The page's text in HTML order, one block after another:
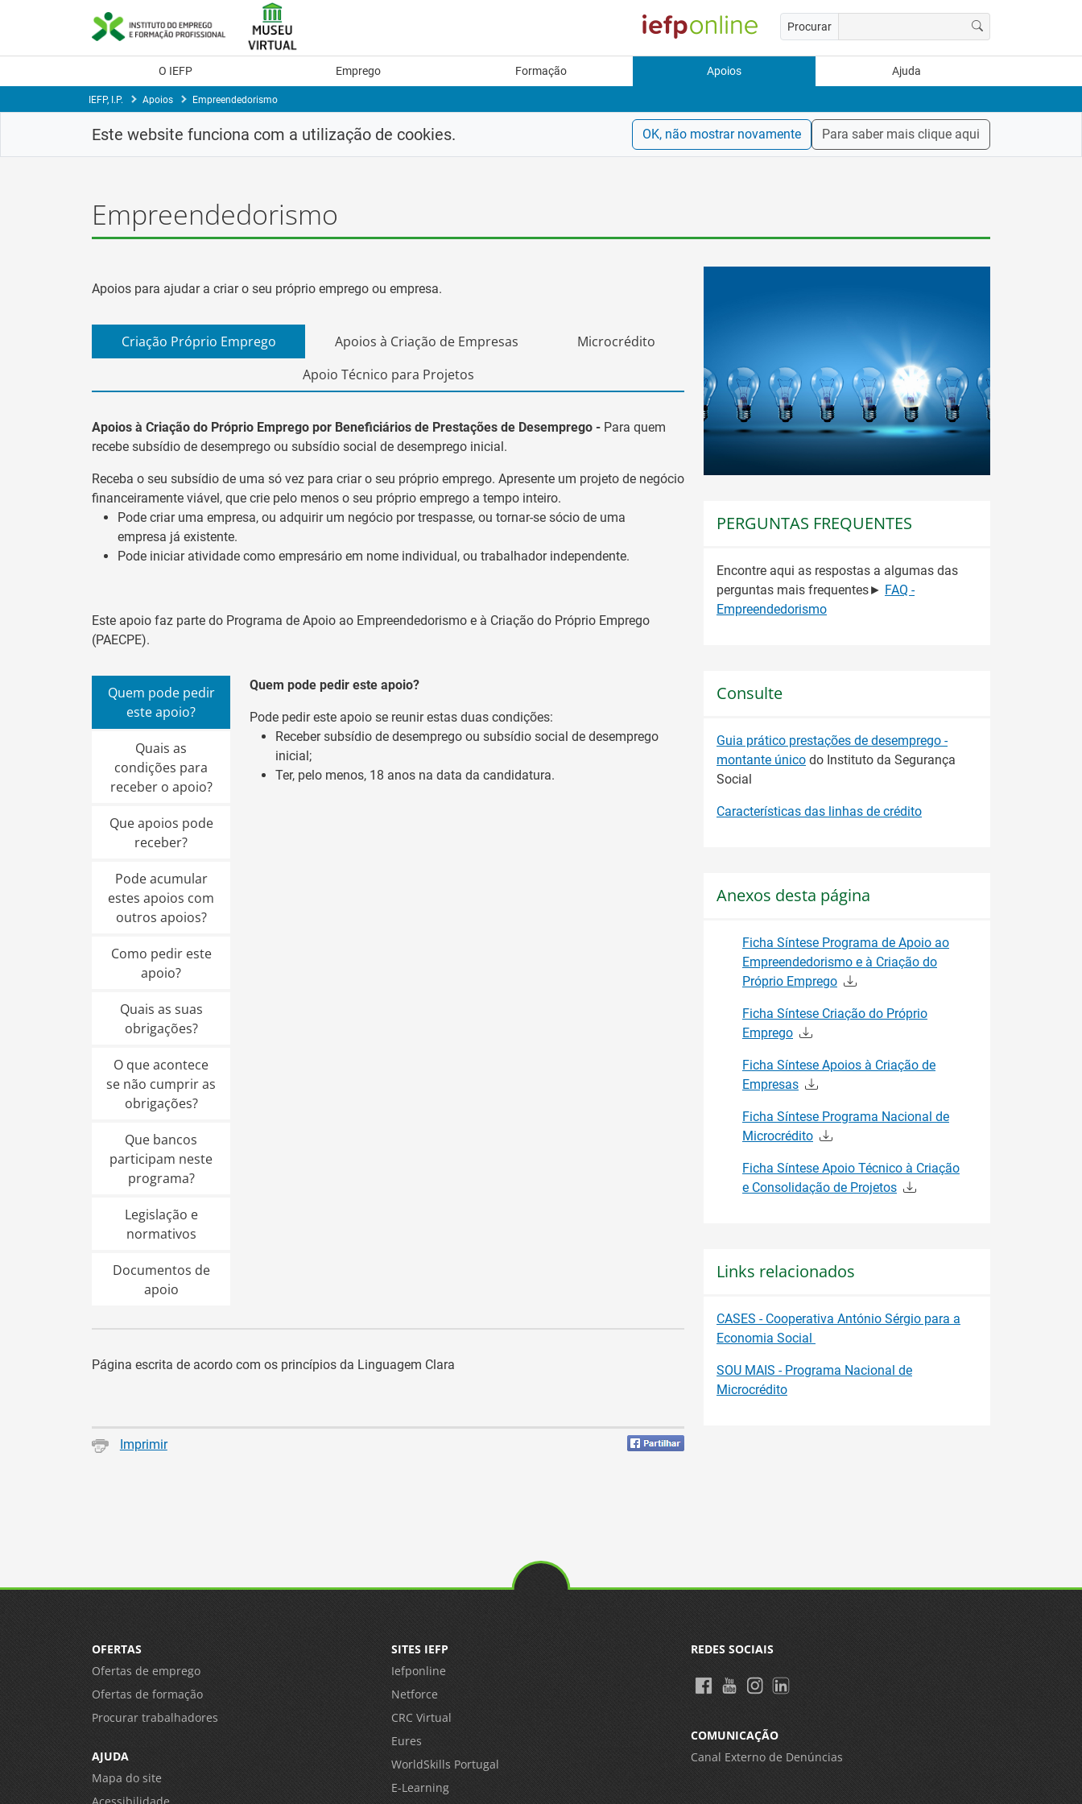
Procurar
O IEFP Emprego Formação Apoios Ajuda
IEFP, I.P. Apoios Empreendedorismo
Este website funciona com a utilização de cookies. OK, não mostrar novamente Para saber mais clique aqui
Empreendedorismo
Apoios para ajudar a criar o seu próprio emprego ou empresa.
Criação Próprio Emprego Apoios à Criação de Empresas
Microcrédito
Apoio Técnico para Projetos
Apoios à Criação do Próprio Emprego por Beneficiários de Prestações de Desemprego - Para quem
recebe subsídio de desemprego ou subsídio social de desemprego inicial.
Receba o seu subsídio de uma só vez para criar o seu próprio emprego. Apresente um projeto de negócio
financeiramente viável, que crie pelo menos o seu próprio emprego a tempo inteiro.
Pode criar uma empresa, ou adquirir um negócio por trespasse, ou tornar-se sócio de uma
empresa já existente.
Pode iniciar atividade como empresário em nome individual, ou trabalhador independente.
Este apoio faz parte do Programa de Apoio ao Empreendedorismo e à Criação do Próprio Emprego
(PAECPE).
Quem pode pedir
este apoio?
Quais as
condições para
receber o apoio?
Que apoios pode
receber?
Pode acumular
estes apoios com
outros apoios?
Como pedir este
apoio?
Quais as suas
obrigações?
O que acontece
se não cumprir as
obrigações?
Que bancos
participam neste
programa?
Legislação e
normativos
Documentos de
apoio
Quem pode pedir este apoio?
Pode pedir este apoio se reunir estas duas condições:
Receber subsídio de desemprego ou subsídio social de desemprego
inicial;
Ter, pelo menos, 18 anos na data da candidatura.
Página escrita de acordo com os princípios da Linguagem Clara
Imprimir
PERGUNTAS FREQUENTES
Encontre aqui as respostas a algumas das
perguntas mais frequentes► FAQ -
Empreendedorismo
Consulte
Guia prático prestações de desemprego -
montante único do Instituto da Segurança
Social
Características das linhas de crédito
Anexos desta página
Ficha Síntese Programa de Apoio ao
Empreendedorismo e à Criação do
Próprio Emprego
Ficha Síntese Criação do Próprio
Emprego
Ficha Síntese Apoios à Criação de
Empresas
Ficha Síntese Programa Nacional de
Microcrédito
Ficha Síntese Apoio Técnico à Criação
e Consolidação de Projetos
Links relacionados
CASES - Cooperativa António Sérgio para a
Economia Social
SOU MAIS - Programa Nacional de
Microcrédito
OFERTAS
Ofertas de emprego
Ofertas de formação
Procurar trabalhadores
AJUDA
Mapa do site
SITES IEFP
Iefponline
Netforce
CRC Virtual
Eures
WorldSkills Portugal
E-Learning
REDES SOCIAIS
COMUNICAÇÃO
Canal Externo de Denúncias